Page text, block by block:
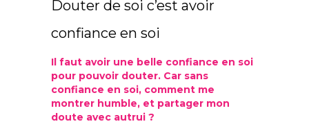
Douter de soi c’est avoir
confiance en soi
Il faut avoir une belle confiance en soi
pour pouvoir douter. Car sans
confiance en soi, comment me
montrer humble, et partager mon
doute avec autrui ?